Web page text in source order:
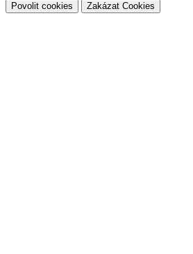
Povolit cookies Zakázat Cookies